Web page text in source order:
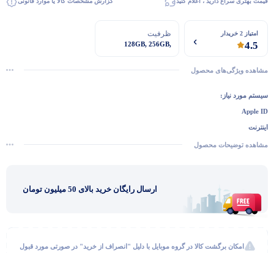
امتیاز 2 خریدار
4.5
ظرفیت
128GB, 256GB,
مشاهده ویژگی‌های محصول
سیستم مورد نیاز:
Apple ID
اینترنت
امکان اتصال به سیستم عامل‌های مک و ویندوز ۷ به بعد با آیتیونز 2.10.10 به بالا
مشاهده توضیحات محصول
ارسال رایگان خرید بالای 50 میلیون تومان
امکان برگشت کالا در گروه موبایل با دلیل "انصراف از خرید" در صورتی مورد قبول
گفتگو با غرفه‌دار
در حال اتصال...